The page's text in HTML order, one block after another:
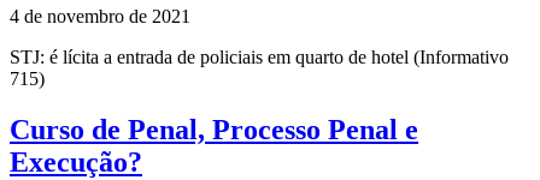
4 de novembro de 2021
STJ: é lícita a entrada de policiais em quarto de hotel (Informativo
715)
Curso de Penal, Processo Penal e
Execução?